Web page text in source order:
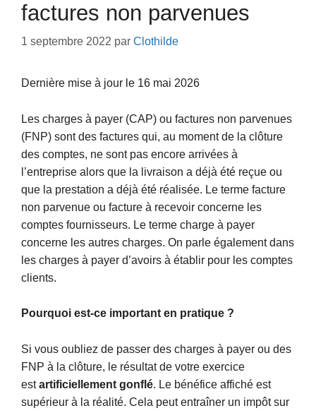
factures non parvenues
1 septembre 2022 par Clothilde
Dernière mise à jour le 16 mai 2026
Les charges à payer (CAP) ou factures non parvenues
(FNP) sont des factures qui, au moment de la clôture
des comptes, ne sont pas encore arrivées à
l’entreprise alors que la livraison a déjà été reçue ou
que la prestation a déjà été réalisée. Le terme facture
non parvenue ou facture à recevoir concerne les
comptes fournisseurs. Le terme charge à payer
concerne les autres charges. On parle également dans
les charges à payer d’avoirs à établir pour les comptes
clients.
Pourquoi est-ce important en pratique ?
Si vous oubliez de passer des charges à payer ou des
FNP à la clôture, le résultat de votre exercice
estartificiellement gonflé. Le bénéfice affiché est
supérieur à la réalité. Cela peut entraîner un impôt sur